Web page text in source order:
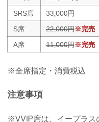
SRS席
33,000円
S席
22,000円※完売
A席
11,000円※完売
※全席指定・消費税込
注意事項
※VVIP席は、イープラス